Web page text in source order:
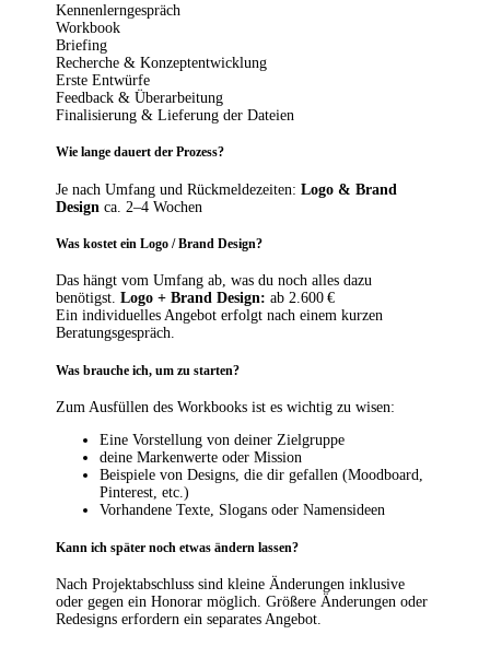
Kennenlerngespräch
Workbook
Briefing
Recherche & Konzeptentwicklung
Erste Entwürfe
Feedback & Überarbeitung
Finalisierung & Lieferung der Dateien
Wie lange dauert der Prozess?
Je nach Umfang und Rückmeldezeiten:Logo & Brand
Design ca. 2–4 Wochen
Was kostet ein Logo / Brand Design?
Das hängt vom Umfang ab, was du noch alles dazu
benötigst.Logo + Brand Design: ab 2.600 €
Ein individuelles Angebot erfolgt nach einem kurzen
Beratungsgespräch.
Was brauche ich, um zu starten?
Zum Ausfüllen des Workbooks ist es wichtig zu wisen:
Eine Vorstellung von deiner Zielgruppe
deine Markenwerte oder Mission
Beispiele von Designs, die dir gefallen (Moodboard,
Pinterest, etc.)
Vorhandene Texte, Slogans oder Namensideen
Kann ich später noch etwas ändern lassen?
Nach Projektabschluss sind kleine Änderungen inklusive
oder gegen ein Honorar möglich. Größere Änderungen oder
Redesigns erfordern ein separates Angebot.